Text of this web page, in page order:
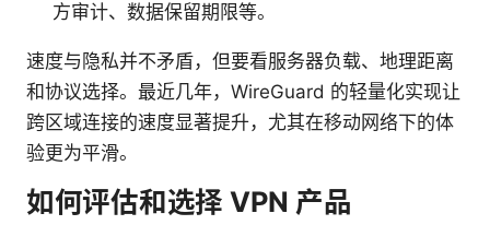
方审计、数据保留期限等。
速度与隐私并不矛盾，但要看服务器负载、地理距离
和协议选择。最近几年，WireGuard 的轻量化实现让
跨区域连接的速度显著提升，尤其在移动网络下的体
验更为平滑。
如何评估和选择 VPN 产品